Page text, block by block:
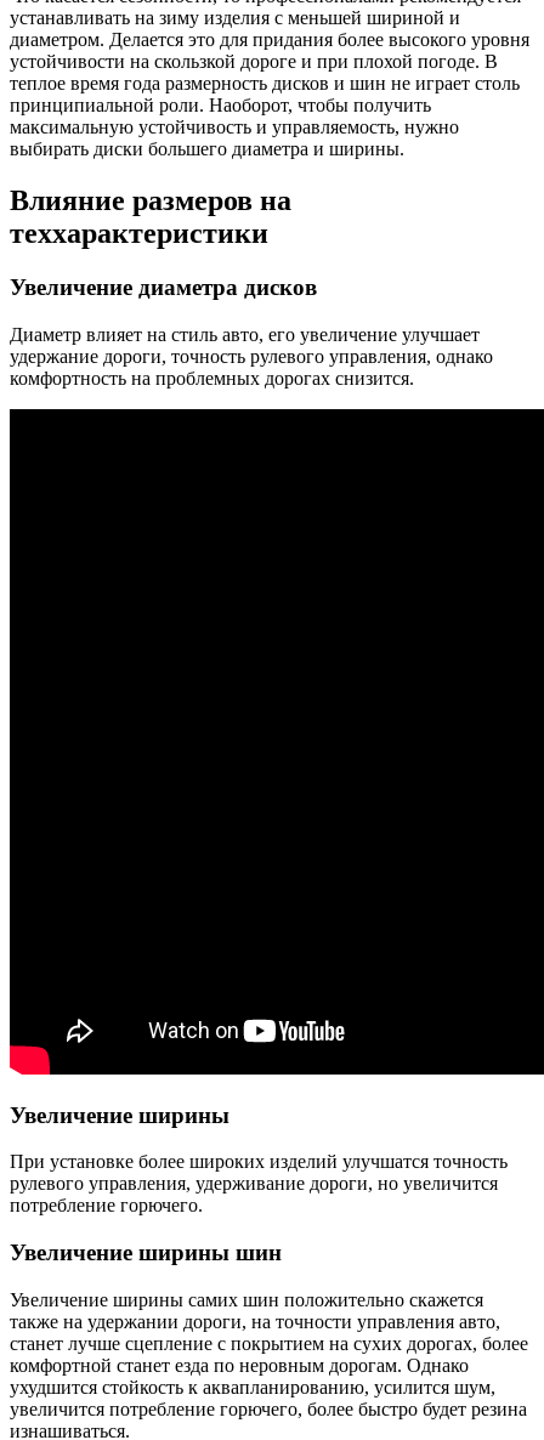
устанавливать на зиму изделия с меньшей шириной и
диаметром. Делается это для придания более высокого уровня
устойчивости на скользкой дороге и при плохой погоде. В
теплое время года размерность дисков и шин не играет столь
принципиальной роли. Наоборот, чтобы получить
максимальную устойчивость и управляемость, нужно
выбирать диски большего диаметра и ширины.
Влияние размеров на
теххарактеристики
Увеличение диаметра дисков
Диаметр влияет на стиль авто, его увеличение улучшает
удержание дороги, точность рулевого управления, однако
комфортность на проблемных дорогах снизится.
Увеличение ширины
При установке более широких изделий улучшатся точность
рулевого управления, удерживание дороги, но увеличится
потребление горючего.
Увеличение ширины шин
Увеличение ширины самих шин положительно скажется
также на удержании дороги, на точности управления авто,
станет лучше сцепление с покрытием на сухих дорогах, более
комфортной станет езда по неровным дорогам. Однако
ухудшится стойкость к аквапланированию, усилится шум,
увеличится потребление горючего, более быстро будет резина
изнашиваться.